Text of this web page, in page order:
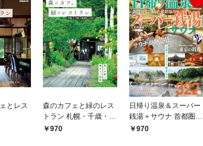
とレス
森のカフェと緑のレス
トラン 札幌・千歳・富
良野・ニセコ
970
日帰り温泉＆スーパー
銭湯＋サウナ 首都圏版
【2022年版】
970